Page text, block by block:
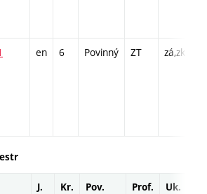
en 6 Povinný ZT zá,zk
J. Kr. Pov. Prof. Uk.